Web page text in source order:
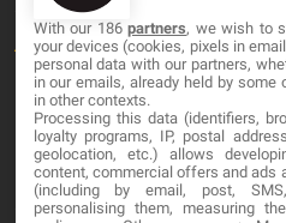
About
Blog
Contact
LEGAL
With our 186partners, we wish to
your devices (cookies, pixels in
personal data with our partners,
in our emails, already held by some
in other contexts.
Processing this data (identifiers,
loyalty programs, IP, postal
geolocation, etc.) allows
content, commercial offers and ads
(including by email, post,
personalising them, measuring